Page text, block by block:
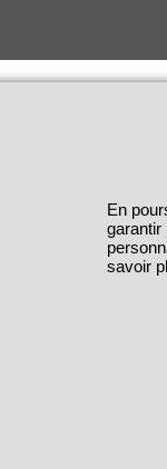
En
garantir
savoir